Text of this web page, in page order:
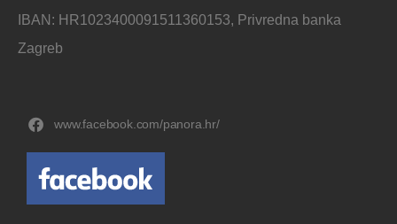
IBAN: HR1023400091511360153, Privredna banka
Zagreb
www.facebook.com/panora.hr/